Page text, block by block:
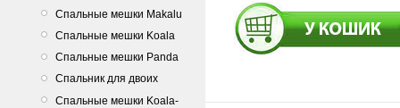
Спальные мешки Makalu
Спальные мешки Koala
Спальные мешки Panda
Спальник для двоих
Спальные мешки Koala-